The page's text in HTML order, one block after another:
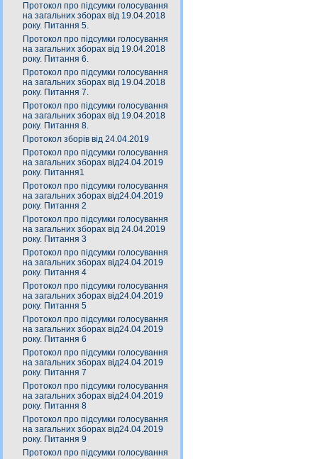
Протокол про підсумки голосування
на загальних зборах від 19.04.2018
року. Питання 5.
Протокол про підсумки голосування
на загальних зборах від 19.04.2018
року. Питання 6.
Протокол про підсумки голосування
на загальних зборах від 19.04.2018
року. Питання 7.
Протокол про підсумки голосування
на загальних зборах від 19.04.2018
року. Питання 8.
Протокол зборів від 24.04.2019
Протокол про підсумки голосування
на загальних зборах від24.04.2019
року. Питання1
Протокол про підсумки голосування
на загальних зборах від24.04.2019
року. Питання 2
Протокол про підсумки голосування
на загальних зборах від 24.04.2019
року. Питання 3
Протокол про підсумки голосування
на загальних зборах від24.04.2019
року. Питання 4
Протокол про підсумки голосування
на загальних зборах від24.04.2019
року. Питання 5
Протокол про підсумки голосування
на загальних зборах від24.04.2019
року. Питання 6
Протокол про підсумки голосування
на загальних зборах від24.04.2019
року. Питання 7
Протокол про підсумки голосування
на загальних зборах від24.04.2019
року. Питання 8
Протокол про підсумки голосування
на загальних зборах від24.04.2019
року. Питання 9
Протокол про підсумки голосування